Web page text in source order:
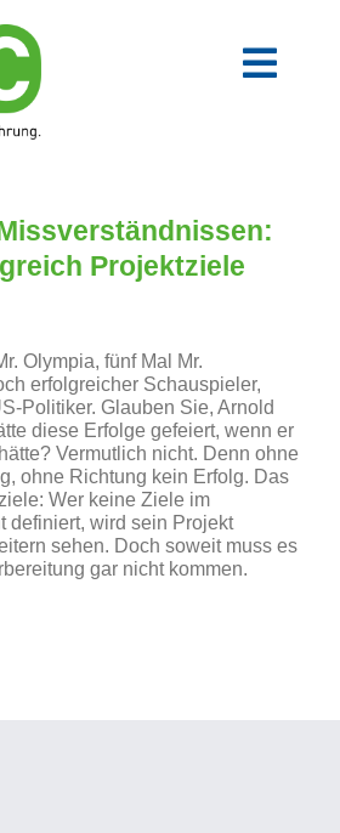
Projektziele
Olympia, fünf Mal Mr.
erfolgreicher Schauspieler,
Politiker. Glauben Sie, Arnold
diese Erfolge gefeiert, wenn er
Vermutlich nicht. Denn ohne
ohne Richtung kein Erfolg. Das
Wer keine Ziele im
definiert, wird sein Projekt
sehen. Doch soweit muss es
gar nicht kommen.